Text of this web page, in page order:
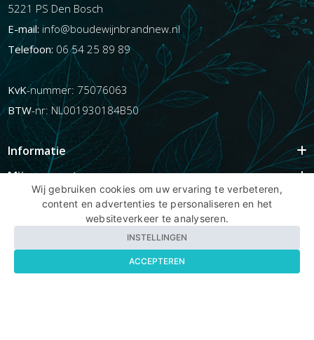
5221 PS Den Bosch
E-mail: info@boudewijnbrandnew.nl
Telefoon: 06 54 25 89 89
KvK-nummer: 75076063
BTW-nr: NL001930184B50
Informatie
Mijn account
Populaire Tags
Wij gebruiken cookies om uw ervaring te verbeteren,
content en advertenties te personaliseren en het
websiteverkeer te analyseren.
INSTELLINGEN
ACCEPTEREN